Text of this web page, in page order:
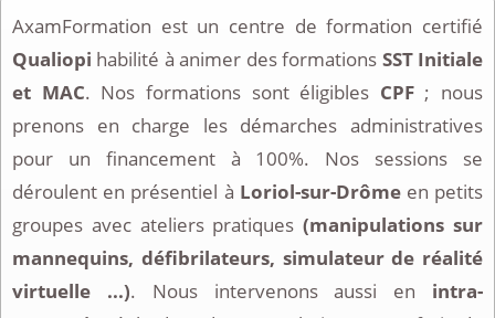
AxamFormation est un centre de formation certifié
Qualiopi habilité à animer des formations SST Initiale
et MAC. Nos formations sont éligibles CPF; nous
prenons en charge les démarches administratives
pour un financement à 100%. Nos sessions se
déroulent en présentiel à Loriol-sur-Drômeen petits
groupes avec ateliers pratiques(manipulations sur
mannequins, défibrilateurs, simulateur de réalité
virtuelle ...). Nous intervenons aussi en intra-